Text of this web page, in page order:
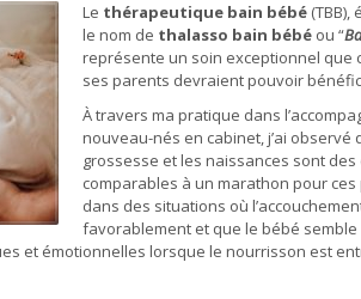
Le thérapeutique bain bébé
le nom de thalasso bain bébé ou “
représente un soin exceptionnel que
ses parents devraient pouvoir
À travers ma pratique dans
nouveau-nés en cabinet, j’ai observé
grossesse et les naissances sont
comparables à un marathon pour
dans des situations où
favorablement et que le bébé
et émotionnelles lorsque le nourrisson est